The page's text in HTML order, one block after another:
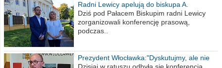
Radni Lewicy apelują do biskupa A.
Wiesława Meringa
Dziś pod Pałacem Biskupim radni Lewicy
zorganizowali konferencję prasową,
podczas..
Prezydent Włocławka:"Dyskutujmy, ale nie